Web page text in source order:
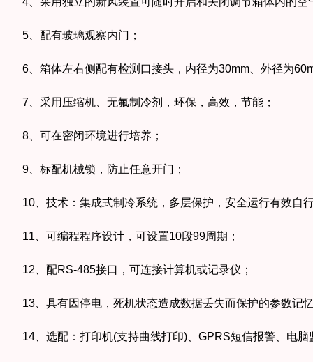
5、配有玻璃观察内门；
6、箱体左右侧配有检测口接头，内径为30mm、外径为
7、采用压缩机、无氟制冷剂，环保，高效，节能；
8、可在密闭环境进行培养；
9、标配机械锁，防止任意开门；
10、技术：集成式制冷系统，多层保护，安全运行有效自
11、可编程程序设计，可设置10段99周期；
12、配RS-485接口，可连接计算机或记录仪；
13、具有因停电，死机状态造成数据丢失而保护的参数记
14、选配：打印机(支持曲线打印)、GPRS短信报警、电脑